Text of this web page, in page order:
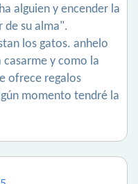
alguien y encender la
de su alma".
los gatos. anhelo
y como la
ofrece regalos
momento tendré la